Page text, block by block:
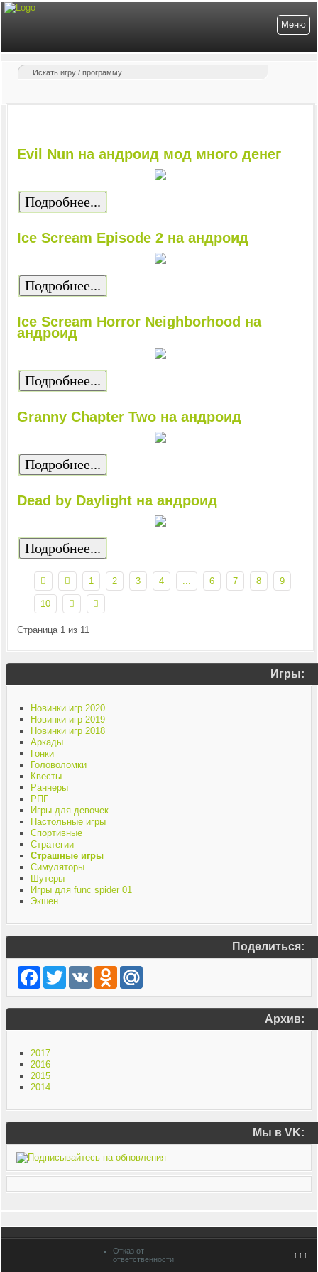
Меню
Evil Nun на андроид мод много денег
Подробнее...
Ice Scream Episode 2 на андроид
Подробнее...
Ice Scream Horror Neighborhood на
андроид
Подробнее...
Granny Chapter Two на андроид
Подробнее...
Dead by Daylight на андроид
Подробнее...
1 2 3 4 ... 6 7 8 9
10
Страница 1 из 11
Игры:
Новинки игр 2020
Новинки игр 2019
Новинки игр 2018
Аркады
Гонки
Головоломки
Квесты
Раннеры
РПГ
Игры для девочек
Настольные игры
Спортивные
Стратегии
Страшные игры
Симуляторы
Шутеры
Игры для func spider 01
Экшен
Поделиться:
Facebook
TwitterVK Odnoklassniki
Mail.Ru
Архив:
2017
2016
2015
2014
Мы в VK:
↑↑↑
Отказ от
ответственности